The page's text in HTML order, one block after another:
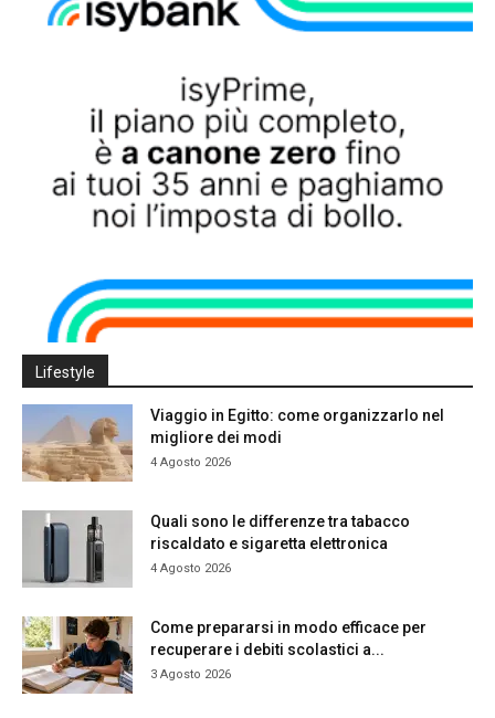
Lifestyle
Viaggio in Egitto: come organizzarlo nel
migliore dei modi
4 Agosto 2026
Quali sono le differenze tra tabacco
riscaldato e sigaretta elettronica
4 Agosto 2026
Come prepararsi in modo efficace per
recuperare i debiti scolastici a...
3 Agosto 2026